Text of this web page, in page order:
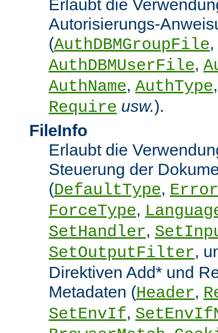
Erlaubt die
Autorisierungs-
(AuthDBMGroupFile,
AuthDBMUserFile,
AuthName, AuthType
Require usw.).
FileInfo
Erlaubt die
Steuerung der
(DefaultType,
ForceType,
SetHandler,
SetOutputFilter,
Direktiven Add* und
Metadaten (Header,
SetEnvIf,